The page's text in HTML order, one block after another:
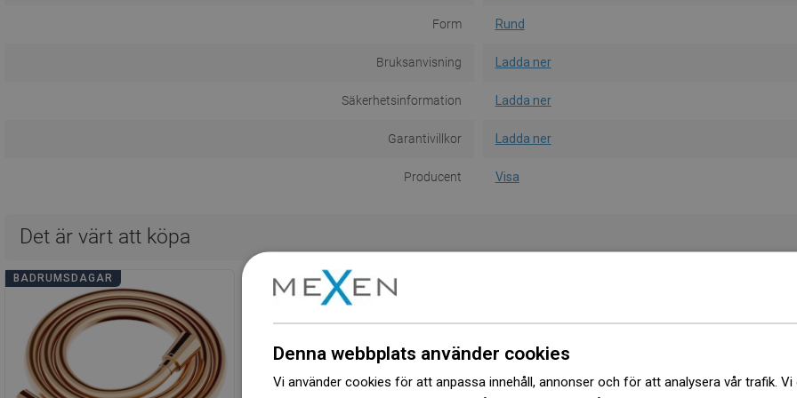
Form Rund
Bruksanvisning Ladda ner
Säkerhetsinformation Ladda ner
Garantivillkor Ladda ner
Producent Visa
Det är värt att köpa
BADRUMSDAGAR BADRUMSDAGAR
Denna webbplats använder cookies
Vi använder cookies för att anpassa innehåll, annonser och för att analysera vår trafik. Vi